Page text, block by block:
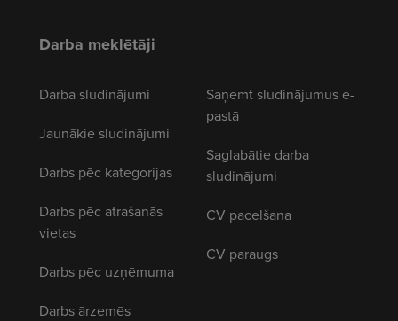
Darba meklētāji
Darba sludinājumi
Jaunākie sludinājumi
Darbs pēc kategorijas
Darbs pēc atrašanās
vietas
Darbs pēc uzņēmuma
Darbs ārzemēs
Saņemt sludinājumus e-
pastā
Saglabātie darba
sludinājumi
CV pacelšana
CV paraugs